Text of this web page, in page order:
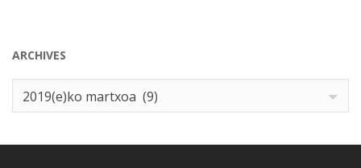
ARCHIVES
Archives
2019(e)ko martxoa (9)